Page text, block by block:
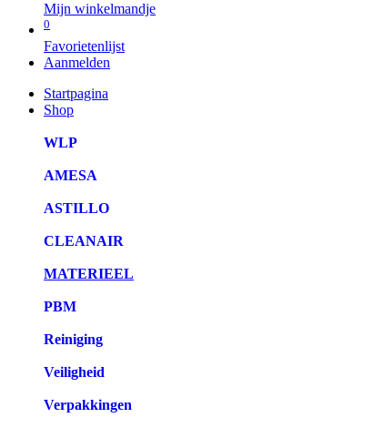
Mijn winkelmandje
0
Favorietenlijst
Aanmelden
Startpagina
Shop
WLP
AMESA
ASTILLO
CLEANAIR
MATERIEEL
PBM
Reiniging
Veiligheid
Verpakkingen